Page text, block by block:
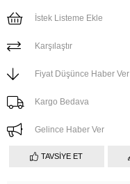
İstek Listeme Ekle
Karşılaştır
Fiyat Düşünce Haber Ver
Kargo Bedava
Gelince Haber Ver
TAVSIYE ET